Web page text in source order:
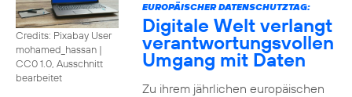
Credits: Pixabay User
mohamed_hassan |
CC0 1.0, Ausschnitt
bearbeitet
EUROPÄISCHER DATENSCHUTZTAG:
Digitale Welt verlangt
verantwortungsvollen
Umgang mit Daten
Zu ihrem jährlichen europäischen